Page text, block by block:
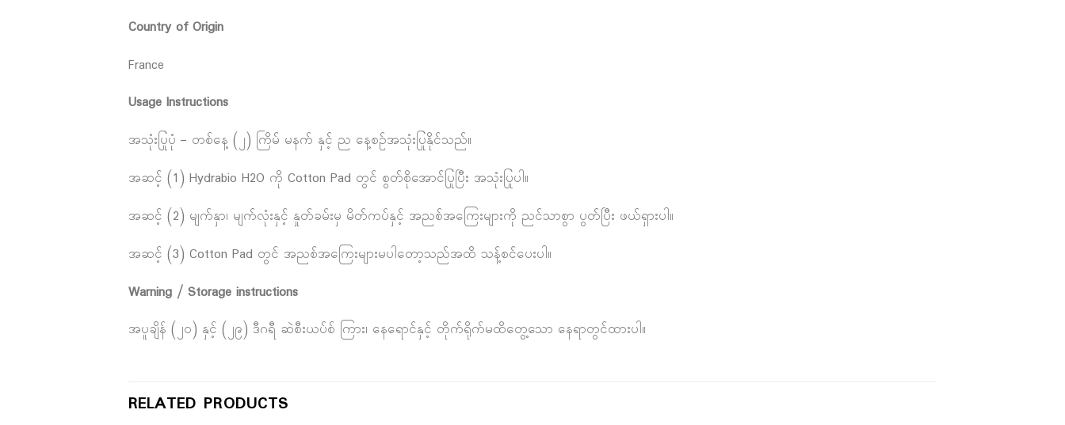
Country of Origin
France
Usage Instructions
အသုံးပြုပုံ – တစ်နေ့ (၂) ကြိမ် မနက် နှင့် ည နေ့စဉ်အသုံးပြုနိုင်သည်။
အဆင့် (1) Hydrabio H2O ကို Cotton Pad တွင် စွတ်စိုအောင်ပြုပြီး အသုံးပြုပါ။
အဆင့် (2) မျက်နှာ၊ မျက်လုံးနှင့် နှုတ်ခမ်းမှ မိတ်ကပ်နှင့် အညစ်အကြေးများကို ညင်သာစွာ ပွတ်ပြီး ဖယ်ရှားပါ။
အဆင့် (3) Cotton Pad တွင် အညစ်အကြေးများမပါတော့သည်အထိ သန့်စင်ပေးပါ။
Warning / Storage instructions
အပူချိန် (၂၀) နှင့် (၂၉) ဒီဂရီ ဆဲစီးယပ်စ် ကြား၊ နေရောင်နှင့် တိုက်ရိုက်မထိတွေ့သော နေရာတွင်ထားပါ။
RELATED PRODUCTS